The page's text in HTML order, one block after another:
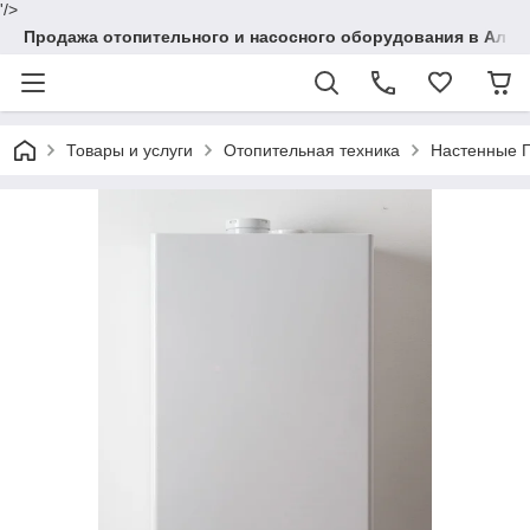
'/>
Продажа отопительного и насосного оборудования в
Товары и услуги Отопительная техника Настенные